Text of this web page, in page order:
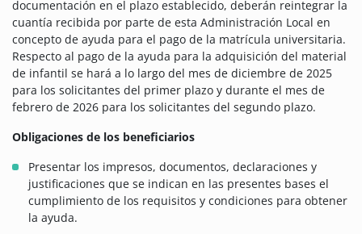
documentación en el plazo establecido, deberán reintegrar la
cuantía recibida por parte de esta Administración Local en
concepto de ayuda para el pago de la matrícula universitaria.
Respecto al pago de la ayuda para la adquisición del material
de infantil se hará a lo largo del mes de diciembre de 2025
para los solicitantes del primer plazo y durante el mes de
febrero de 2026 para los solicitantes del segundo plazo.
Obligaciones de los beneficiarios
Presentar los impresos, documentos, declaraciones y
justificaciones que se indican en las presentes bases el
cumplimiento de los requisitos y condiciones para obtener
la ayuda.